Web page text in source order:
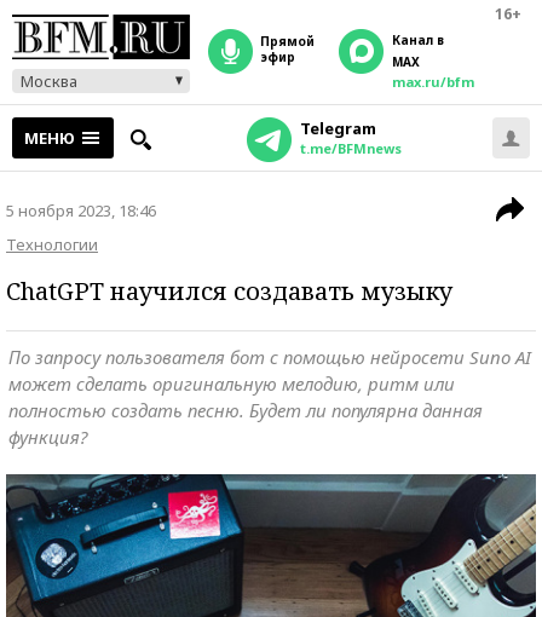
16+
Москва
прямой
эфир
Канал в
MAX
max.ru/bfm
МЕНЮ Telegram
t.me/BFMnews
5 ноября 2023, 18:46
Технологии
ChatGPT научился создавать музыку
По запросу пользователя бот с помощью нейросети Suno AI
может сделать оригинальную мелодию, ритм или
полностью создать песню. Будет ли популярна данная
функция?